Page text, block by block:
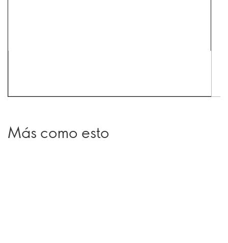
Más como esto